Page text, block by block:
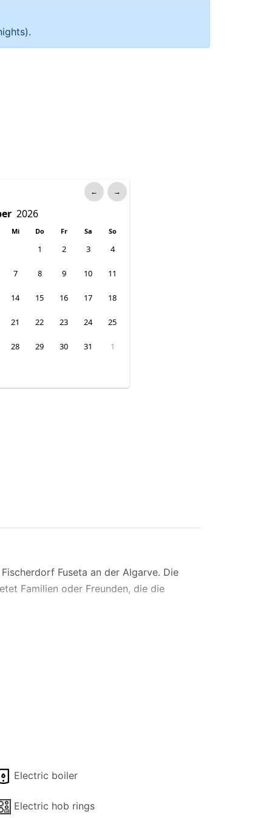
← →
Mi Do Fr Sa So
1 2 3 4
7 8 9 10 11
14 15 16 17 18
21 22 23 24 25
28 29 30 31 1
Fuseta an der Algarve. Die
Familien oder Freunden, die die
Kühl-/Gefrierschrank, einen Toaster,
ein Familienbad. Ein Haartrockner
Zur Poollandschaft gehört eine
Electric boiler
Electric hob rings